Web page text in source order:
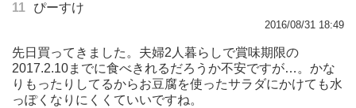
11 ぴーすけ
2016/08/31 18:49
先日買ってきました。夫婦2人暮らしで賞味期限の
2017.2.10までに食べきれるだろうか不安ですが…。かな
りもったりしてるからお豆腐を使ったサラダにかけても水
っぽくなりにくくていいですね。